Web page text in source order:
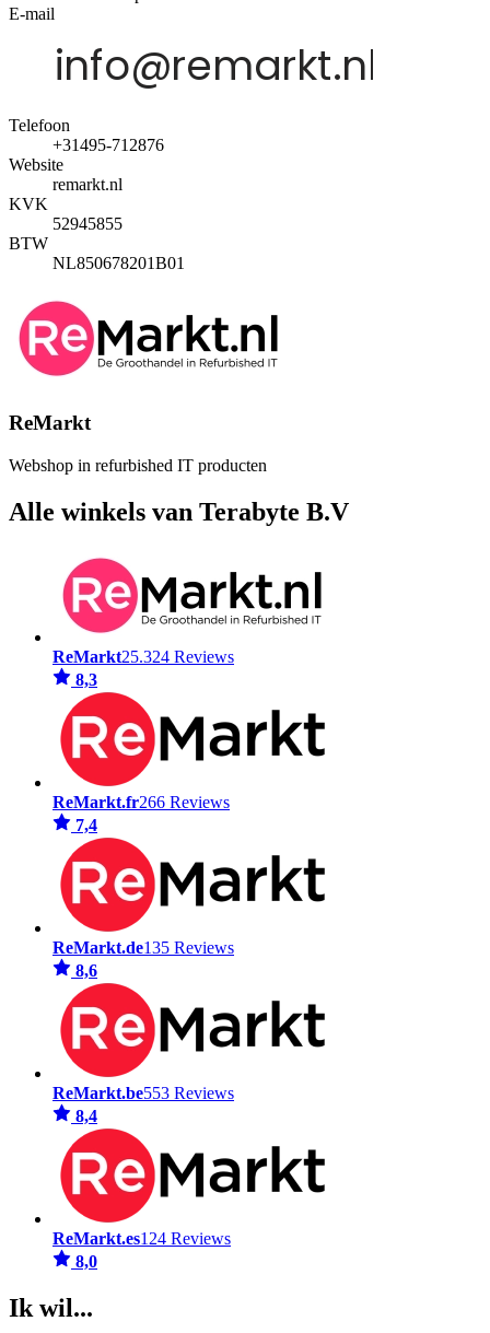
E-mail
Telefoon
+31495-712876
Website
remarkt.nl
KVK
52945855
BTW
NL850678201B01
ReMarkt
Webshop in refurbished IT producten
Alle winkels van Terabyte B.V
ReMarkt25.324 Reviews
8,3
ReMarkt.fr266 Reviews
7,4
ReMarkt.de135 Reviews
8,6
ReMarkt.be553 Reviews
8,4
ReMarkt.es124 Reviews
8,0
Ik wil...